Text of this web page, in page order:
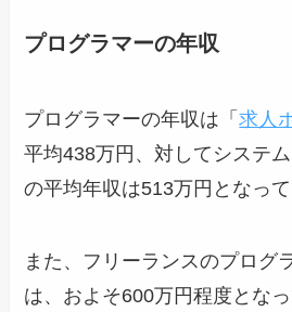
プログラマーの年収
プログラマーの年収は「求人
平均438万円、対してシステム
の平均年収は513万円となって
また、フリーランスのプログ
は、およそ600万円程度となっ